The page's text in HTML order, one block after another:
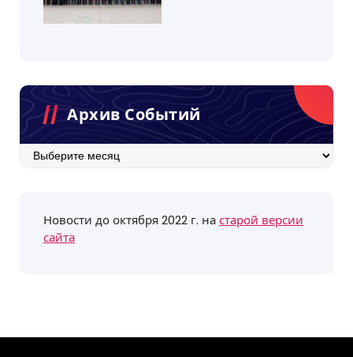
Архив Событий
Архив
Новости до октября 2022 г. настарой версии
сайта